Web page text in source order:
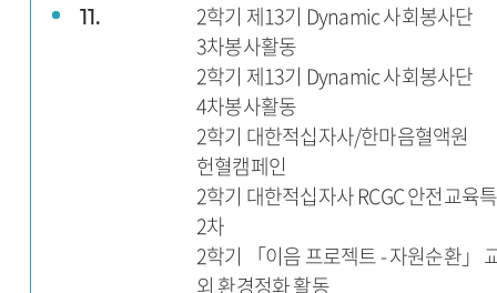
11.
2학기 제13기 Dynamic 사회봉사단
3차봉사활동
2학기 제13기 Dynamic 사회봉사단
4차봉사활동
2학기 대한적십자사/한마음혈액원
헌혈캠페인
2학기 대한적십자사 RCGC 안전교육
2차
2학기 「이음 프로젝트 - 자원순환」
외 환경정화 활동